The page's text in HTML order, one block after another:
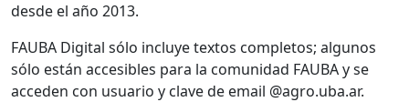
desde el año 2013.
FAUBA Digital sólo incluye textos completos; algunos
sólo están accesibles para la comunidad FAUBA y se
acceden con usuario y clave de email @agro.uba.ar.